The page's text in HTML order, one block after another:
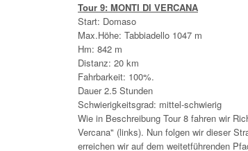
Tour 9: MONTI DI VERCANA
Start: Domaso
Max.Höhe: Tabbiadello 1047 m
Hm: 842 m
Distanz: 20 km
Fahrbarkeit: 100%.
Dauer 2.5 Stunden
Schwierigkeitsgrad: mittel-schwierig
Wie in Beschreibung Tour 8 fahren wir
Vercana" (links). Nun folgen wir dieser
erreichen wir auf dem weitetführenden